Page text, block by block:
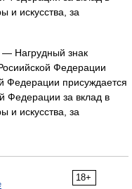
и искусства, за
— Нагрудный знак
Федерации
Федерации присуждается
Федерации за вклад в
и искусства, за
18+